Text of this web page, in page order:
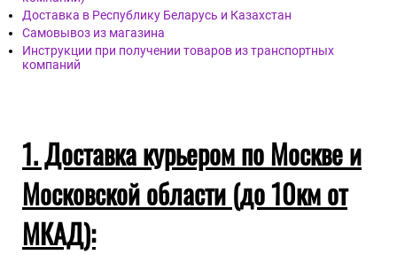
Доставка в Республику Беларусь и Казахстан
Самовывоз из магазина
Инструкции при получении товаров из транспортных
компаний
1. Доставка курьером по Москве и
Московской области (до 10км от
МКАД):